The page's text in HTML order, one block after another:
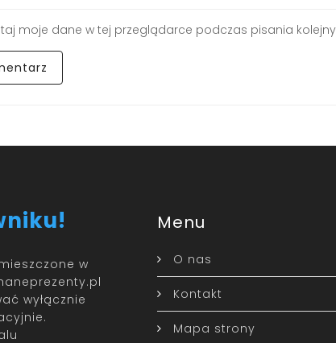
moje dane w tej przeglądarce podczas pisania
w
wyłącznie
Menu
O nas
Kontakt
Mapa strony